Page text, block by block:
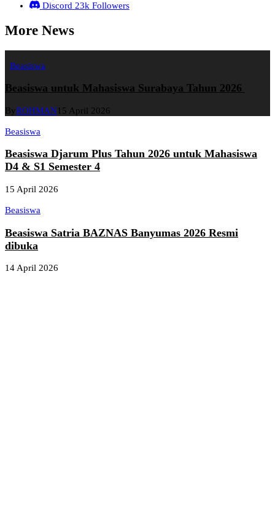
Discord 23k Followers
More News
Beasiswa
Beasiswa untuk Mahasiswa Surabaya Tahun 2026
ByROHMAN15 April 2026
Beasiswa
Beasiswa Djarum Plus Tahun 2026 untuk Mahasiswa
D4 & S1 Semester 4
15 April 2026
Beasiswa
Beasiswa Satria BAZNAS Banyumas 2026 Resmi
dibuka
14 April 2026